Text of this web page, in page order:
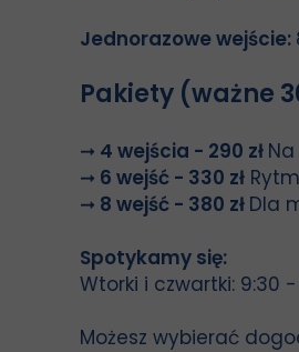
Jednorazowe wejście:
Pakiety (ważne
➞ 4 wejścia - 290 zł
➞ 6 wejść - 330 zł
➞ 8 wejść - 380 zł Dla
Spotykamy się:
Wtorki i czwartki: 9:30 -
Możesz wybierać